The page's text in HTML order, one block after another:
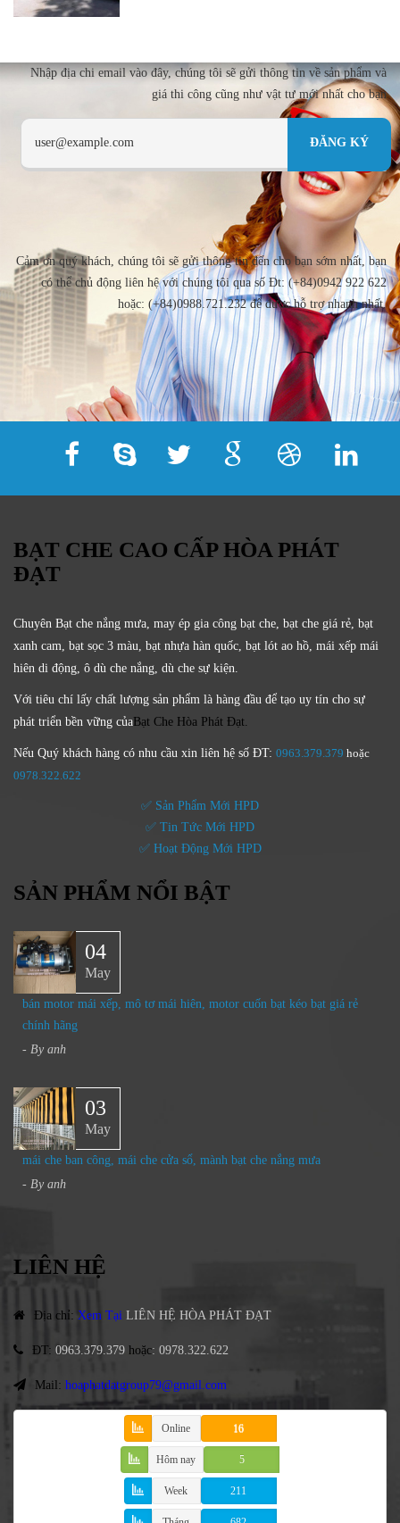
Nhập địa chi email vào đây, chúng tôi sẽ gửi thông tin về sản phẩm và
giá thi công cũng như vật tư mới nhất cho bạn
Cảm ơn quý khách, chúng tôi sẽ gửi thông tin đến cho bạn sớm nhất, bạn
có thể chủ động liên hệ với chúng tôi qua số Đt: (+84)0942 922 622
hoặc: (+84)0988.721.232 để được hỗ trợ nhanh nhất.
BẠT CHE CAO CẤP HÒA PHÁT
ĐẠT
Chuyên Bạt che nắng mưa, may ép gia công bạt che, bạt che giá rẻ, bạt
xanh cam, bạt sọc 3 màu, bạt nhựa hàn quốc, bạt lót ao hồ, mái xếp mái
hiên di động, ô dù che nắng, dù che sự kiện.
Với tiêu chí lấy chất lượng sản phẩm là hàng đầu để tạo uy tín cho sự
phát triển bền vững của Bạt Che Hòa Phát Đạt.
Nếu Quý khách hàng có nhu cầu xin liên hệ số ĐT: 0963.379.379 hoặc
0978.322.622
✅ Sản Phẩm Mới HPD
✅ Tin Tức Mới HPD
✅ Hoạt Động Mới HPD
SẢN PHẨM NỔI BẬT
04
May
bán motor mái xếp, mô tơ mái hiên, motor cuốn bạt kéo bạt giá rẻ
chính hãng
- By anh
03
May
mái che ban công, mái che cửa sổ, mành bạt che nắng mưa
- By anh
LIÊN HỆ
Địa chỉ: Xem Tại LIÊN HỆ HÒA PHÁT ĐẠT
ĐT: 0963.379.379 hoặc: 0978.322.622
Mail: hoaphatdatgroup79@gmail.com
Online 16
Hôm nay 5
Week 211